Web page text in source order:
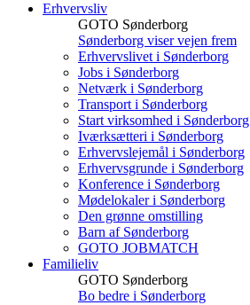
Erhvervsliv
GOTO Sønderborg
Sønderborg viser vejen frem
Erhvervslivet i Sønderborg
Jobs i Sønderborg
Netværk i Sønderborg
Transport i Sønderborg
Start virksomhed i Sønderborg
Iværksætteri i Sønderborg
Erhvervslejemål i Sønderborg
Erhvervsgrunde i Sønderborg
Konference i Sønderborg
Mødelokaler i Sønderborg
Den grønne omstilling
Barn af Sønderborg
GOTO JOBMATCH
Familieliv
GOTO Sønderborg
Bo bedre i Sønderborg